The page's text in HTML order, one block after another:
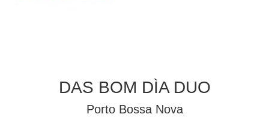
DAS BOM DÌA DUO
Porto Bossa Nova